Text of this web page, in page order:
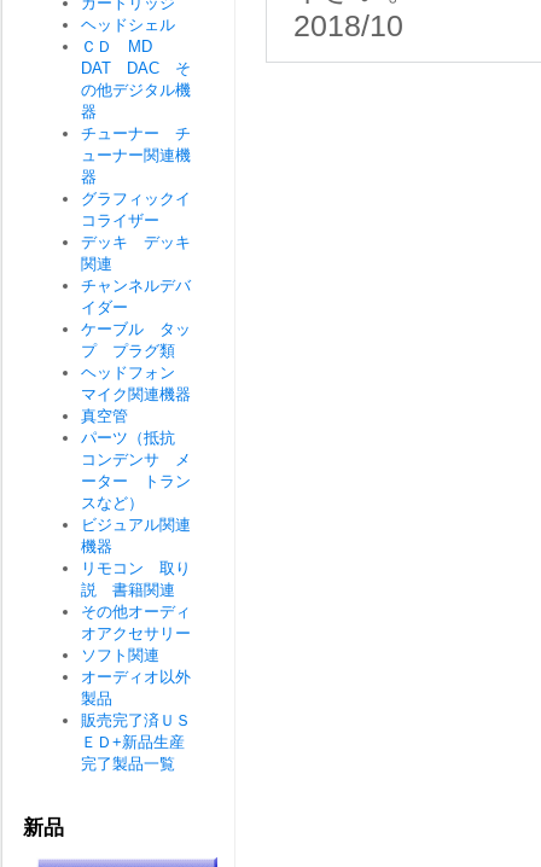
2018/10
ヘッドシェル
ＣＤ MD
DAT DAC そ
の他デジタル機
器
チューナー チ
ューナー関連機
器
グラフィックイ
コライザー
デッキ デッキ
関連
チャンネルデバ
イダー
ケーブル タッ
プ プラグ類
ヘッドフォン
マイク関連機器
真空管
パーツ（抵抗
コンデンサ メ
ーター トラン
スなど）
ビジュアル関連
機器
リモコン 取り
説 書籍関連
その他オーディ
オアクセサリー
ソフト関連
オーディオ以外
製品
販売完了済ＵＳ
ＥＤ+新品生産
完了製品一覧
新品